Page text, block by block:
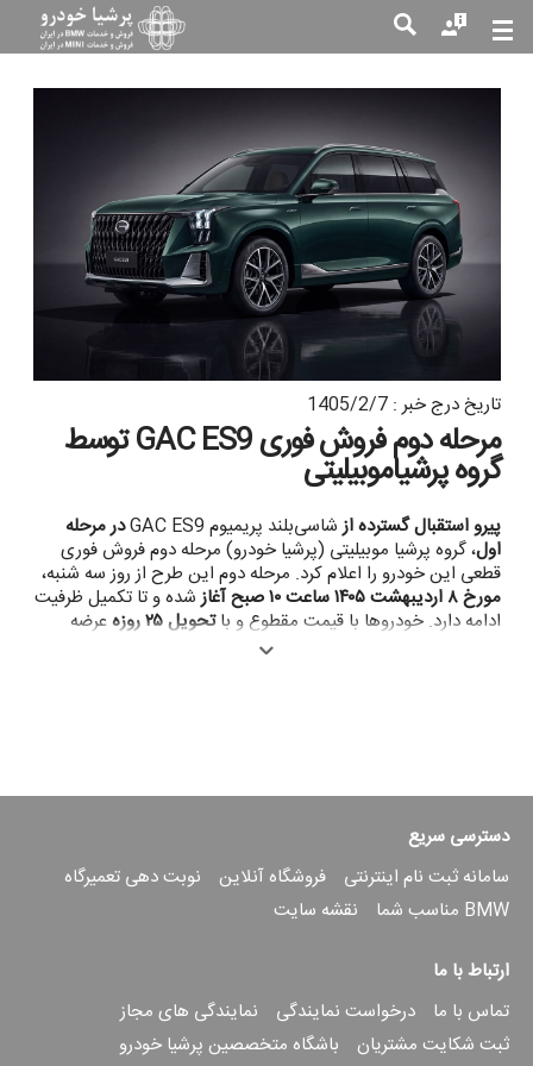
تاریخ درج خبر : 1405/2/7
مرحله دوم فروش فوری GAC ES9 توسط
گروه پرشیاموبیلیتی
پیرو استقبال گسترده ازشاسی‌بلند پریمیوم GAC ES9در مرحله
اول، گروه پرشیا موبیلیتی (پرشیا خودرو) مرحله دوم فروش فوری
قطعی این خودرو را اعلام کرد. مرحله دوم این طرح از روز سه شنبه،
مورخ ۸ اردیبهشت ۱۴۰۵ ساعت ۱۰ صبح آغاز
شده و تا تکمیل ظرفیت
ادامه دارد. خودروها با قیمت مقطوع و باتحویل ۲۵ روزه
عرضه
پرشیا موبیلیتی) در سراسر کشور قابل انجام است. مشتریان
مرکزی) و شبکه نمایندگی‌های گروه پرشیاموبیلیتی تماس حاصل
کنند.
پیشرانه و عملکرد فنیGAC ES9
که شامل
بنزینی این خودرو188 اسب بخار قدرت و 330 نیوتن‌متر گشتاور
تولید می‌کند؛ درحالی‌که موتور الکتریکی با180 اسب بخار توان
300 نیوتن‌متر گشتاور
، نقش اصلی را در شتاب‌گیری و حرکت بی‌صدا
دسترسی سریع
سامانه ثبت نام اینترنتی
فروشگاه آنلاین
نوبت دهی تعمیرگاه
BMW مناسب شما
نقشه سایت
ارتباط با ما
تماس با ما
درخواست نمایندگی
نمایندگی های مجاز
ثبت شکایت مشتریان
باشگاه متخصصین پرشیا خودرو